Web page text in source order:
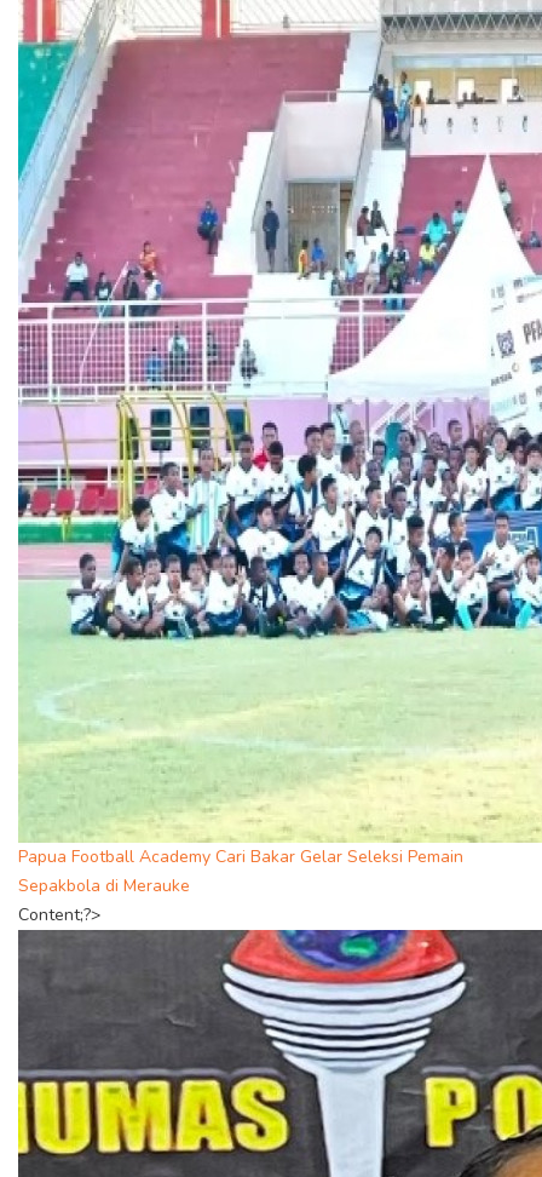
Papua Football Academy Cari Bakar Gelar Seleksi Pemain
Sepakbola di Merauke
Content;?>